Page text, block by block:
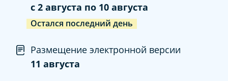
c 2 августа по 10 августа
Остался последний день
Размещение электронной версии
11 августа